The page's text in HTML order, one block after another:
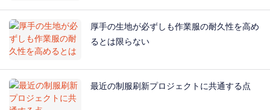
厚手の生地が必ずしも作業服の耐久性を高め
るとは限らない
最近の制服刷新プロジェクトに共通する点